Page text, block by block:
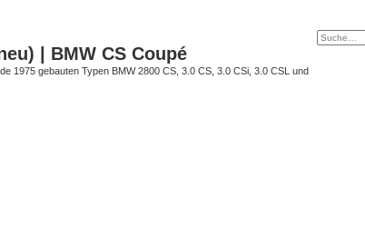
| BMW CS Coupé
1975 gebauten Typen BMW 2800 CS, 3.0 CS, 3.0 CSi, 3.0 CSL und